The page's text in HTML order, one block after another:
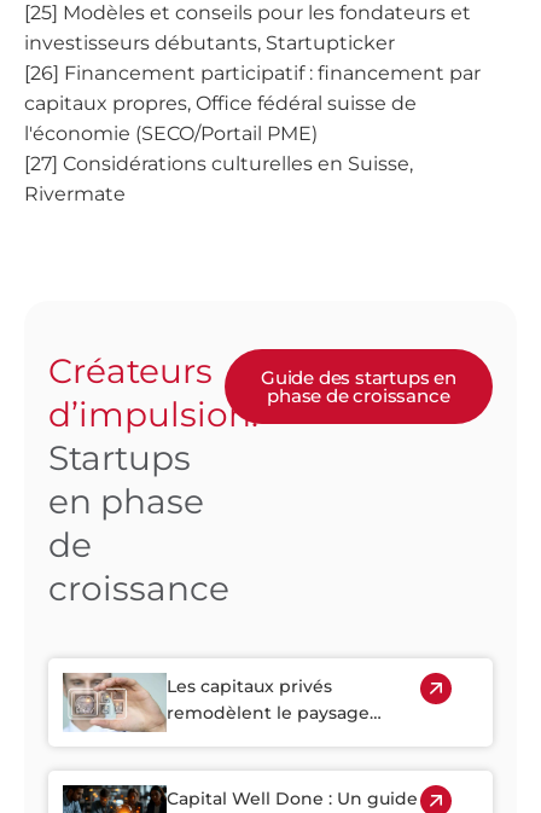
[25] Modèles et conseils pour les fondateurs et
investisseurs débutants, Startupticker
[26] Financement participatif : financement par
capitaux propres, Office fédéral suisse de
l'économie (SECO/Portail PME)
[27] Considérations culturelles en Suisse,
Rivermate
Créateurs
d’impulsion:
Startups
en phase
de
croissance
Guide des startups en
phase de croissance
Les capitaux privés
remodèlent le paysage
Capital Well Done : Un guide